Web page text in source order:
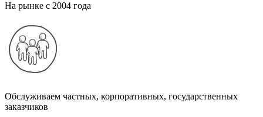
На рынке с 2004 года
Обслуживаем частных, корпоративных, государственных
заказчиков